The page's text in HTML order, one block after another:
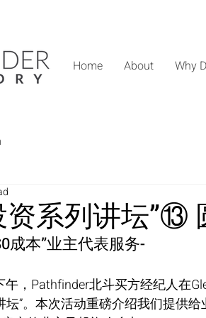
Home About Why
资系列讲坛”⑬
成本”业主代表服务-
，Pathfinder北斗买方经纪人在
坛”。本次活动重磅介绍我们提供